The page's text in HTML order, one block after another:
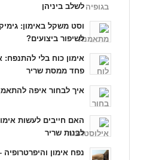
לשלב ביניהן
וסט משקל באימון:
לשיפור ביצועים?
אימון כוח בלי להתנפח:
פחד ממסת שריר
איך לבחור איפה
האם חייבים לעשות
לבנות שריר
נפח אימון